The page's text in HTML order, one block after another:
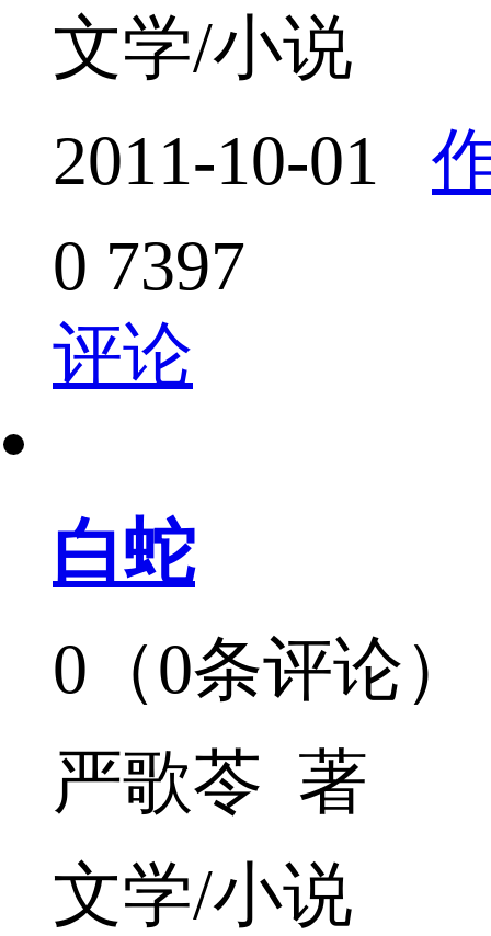
文学/小说
2011-10-01
0 7397
评论
白蛇
0（0条评论）
严歌苓 著
文学/小说